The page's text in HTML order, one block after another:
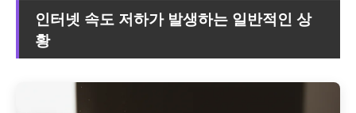
인터넷 속도 저하가 발생하는 일반적인 상
황